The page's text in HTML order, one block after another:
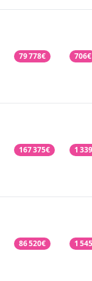
79 778€ 706€
167 375€ 1 339
86 520€ 1 545